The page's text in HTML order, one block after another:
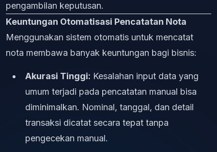
pengambilan keputusan.
Keuntungan Otomatisasi Pencatatan Nota
Menggunakan sistem otomatis untuk mencatat
nota membawa banyak keuntungan bagi bisnis:
Akurasi Tinggi: Kesalahan input data yang
umum terjadi pada pencatatan manual bisa
diminimalkan. Nominal, tanggal, dan detail
transaksi dicatat secara tepat tanpa
pengecekan manual.